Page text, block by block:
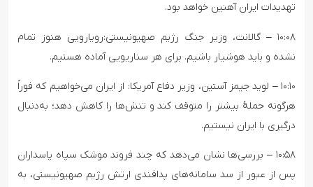
تهدیدات ایران آهنین خواهد بود.
۱۰:۰۸ – گالانت، وزیر جنگ رژیم صهیونیستی:‌رویارویی هنوز تمام
نشده و باید هوشیار باشیم. برای هر سناریویی آماده هستیم.
۱۰:۱۰ – لوید جیمز آستین، وزیر دفاع آمریکا: از ایران می‌خواهیم که فوراً
هرگونه حملهٔ بیشتر را متوقف کند و تنش‌ها را کاهش دهد؛ به‌دنبال
درگیری با ایران نیستیم.
۱۰:۵۸ – بررسی‌ها نشان می‌دهد که چند فروند موشک سپاه پاسداران
پس از عبور از سد سامانه‌های پدافندی ارتش رژیم صهیونیستی، به